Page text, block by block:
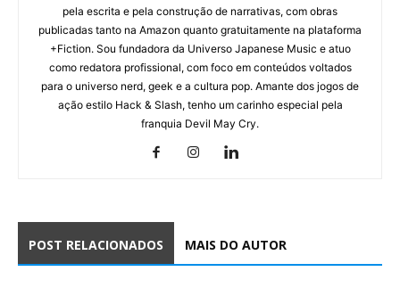
pela escrita e pela construção de narrativas, com obras
publicadas tanto na Amazon quanto gratuitamente na plataforma
+Fiction. Sou fundadora da Universo Japanese Music e atuo
como redatora profissional, com foco em conteúdos voltados
para o universo nerd, geek e a cultura pop. Amante dos jogos de
ação estilo Hack & Slash, tenho um carinho especial pela
franquia Devil May Cry.
POST RELACIONADOS MAIS DO AUTOR